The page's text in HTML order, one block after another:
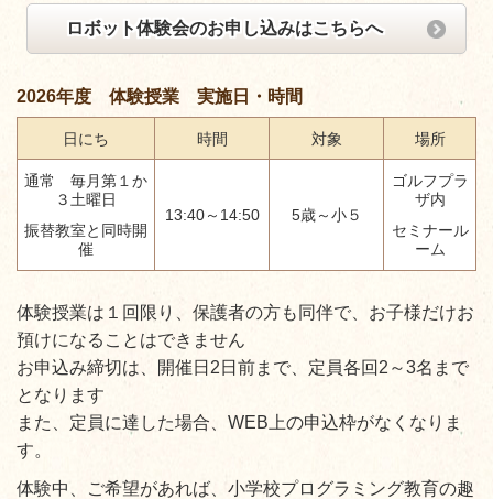
ロボット体験会のお申し込みはこちらへ
2026年度 体験授業 実施日・時間
日にち 時間 対象 場所
通常 毎月第１か
３土曜日
振替教室と同時開
催
13:40～14:50 5歳～小５
ゴルフプラ
ザ内
セミナール
ーム
体験授業は１回限り、保護者の方も同伴で、お子様だけお
預けになることはできません
お申込み締切は、開催日2日前まで、定員各回2～3名まで
となります
また、定員に達した場合、WEB上の申込枠がなくなりま
す。
体験中、ご希望があれば、小学校プログラミング教育の趣